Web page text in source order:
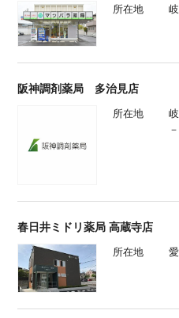
所在地
阪神調剤薬局 多治見店
所在地
春日井ミドリ薬局 高蔵寺店
所在地